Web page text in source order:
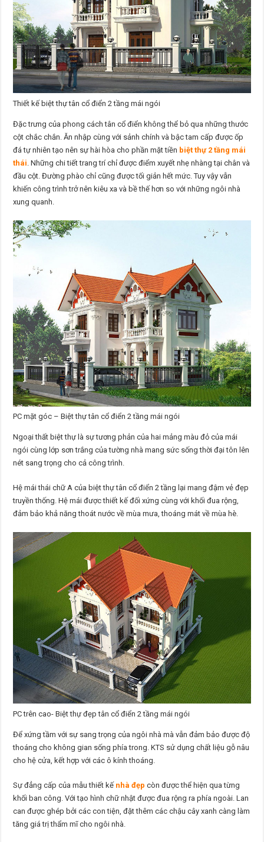
Thiết kế biệt thự tân cổ điển 2 tầng mái ngói
Đặc trưng của phong cách tân cổ điển không thể bỏ qua những thước
cột chắc chắn. Ăn nhập cùng với sảnh chính và bậc tam cấp được ốp
đá tự nhiên tạo nên sự hài hòa cho phần mặt tiền biệt thự 2 tầng mái
thái . Những chi tiết trang trí chỉ được điểm xuyết nhẹ nhàng tại chân và
đầu cột. Đường phào chỉ cũng được tối giản hết mức. Tuy vậy vẫn
khiến công trình trở nên kiêu xa và bề thế hơn so với những ngôi nhà
xung quanh.
PC mặt góc – Biệt thự tân cổ điển 2 tầng mái ngói
Ngoại thất biệt thự là sự tương phản của hai mảng màu đỏ của mái
ngói cùng lớp sơn trắng của tường nhà mang sức sống thời đại tôn lên
nét sang trọng cho cả công trình.
Hệ mái thái chữ A của biệt thự tân cổ điển 2 tầng lại mang đậm vẻ đẹp
truyền thống. Hệ mái được thiết kế đối xứng cùng với khối đua rộng,
đảm bảo khả năng thoát nước về mùa mưa, thoáng mát về mùa hè.
PC trên cao- Biệt thự đẹp tân cổ điển 2 tầng mái ngói
Để xứng tầm với sự sang trọng của ngôi nhà mà vẫn đảm bảo được độ
thoáng cho không gian sống phía trong. KTS sử dụng chất liệu gỗ nâu
cho hệ cửa, kết hợp với các ô kính thoáng.
Sự đẳng cấp của mẫu thiết kế nhà đẹp còn được thể hiện qua từng
khối ban công. Với tạo hình chữ nhật được đua rộng ra phía ngoài. Lan
can được ghép bởi các con tiện, đặt thêm các chậu cây xanh càng làm
tăng giá trị thẩm mĩ cho ngôi nhà.